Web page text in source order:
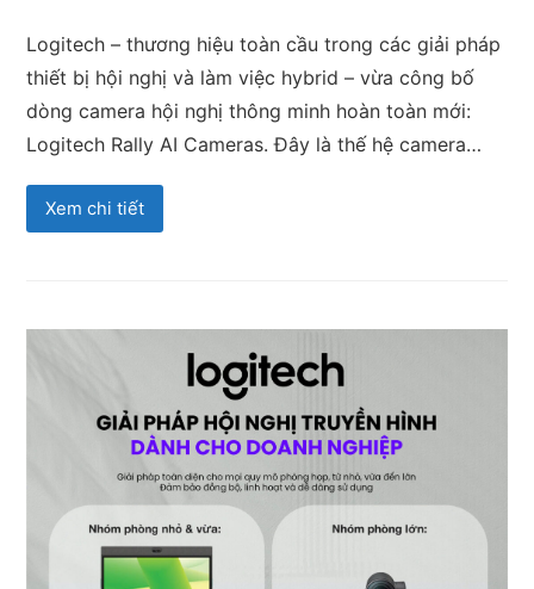
Logitech – thương hiệu toàn cầu trong các giải pháp
thiết bị hội nghị và làm việc hybrid – vừa công bố
dòng camera hội nghị thông minh hoàn toàn mới:
Logitech Rally AI Cameras. Đây là thế hệ camera…
Xem chi tiết